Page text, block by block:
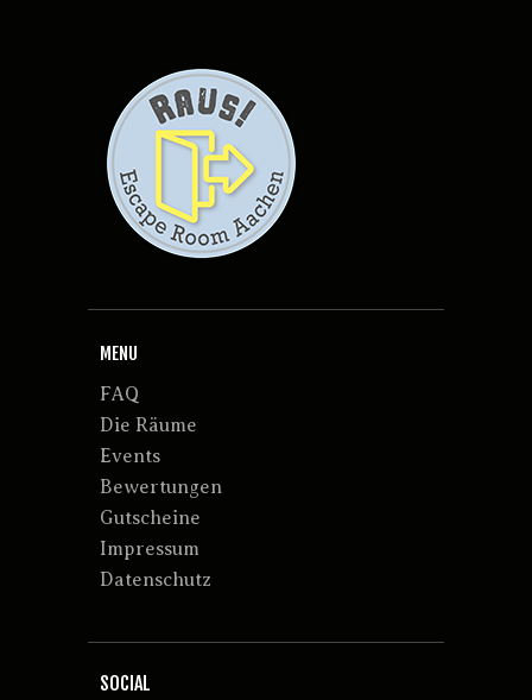
MENU
FAQ
Die Räume
Events
Bewertungen
Gutscheine
Impressum
Datenschutz
SOCIAL